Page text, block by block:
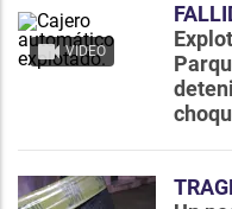
VIDEO